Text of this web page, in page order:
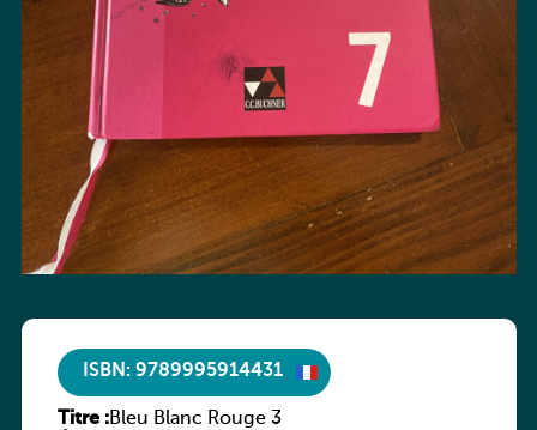
ISBN: 9789995914431
Titre :Bleu Blanc Rouge 3